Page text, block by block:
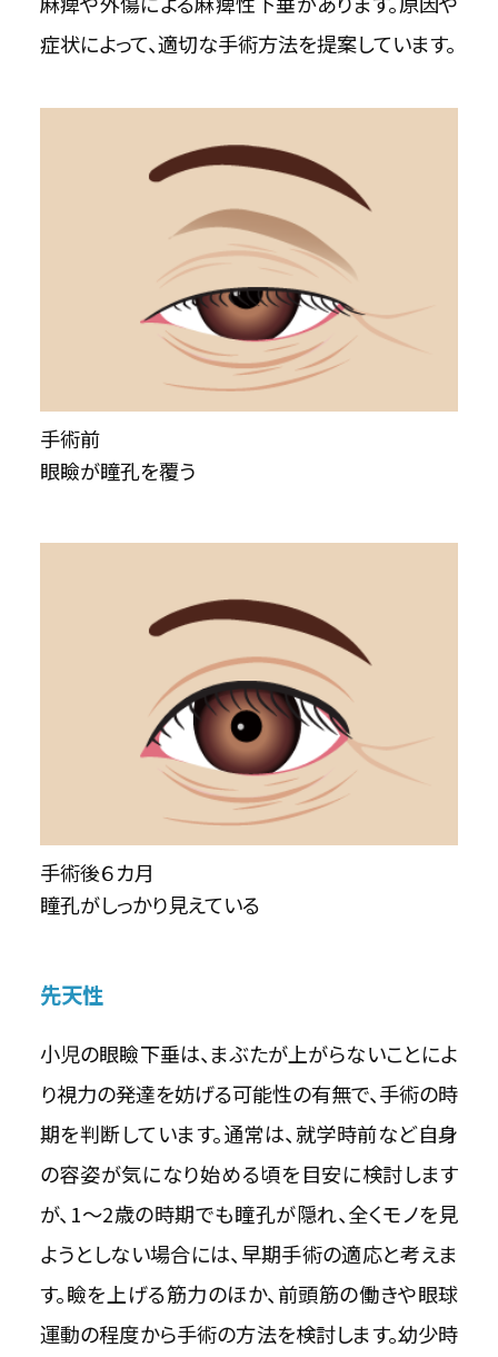
症状によって、適切な手術方法を提案しています。
手術前
眼瞼が瞳孔を覆う
手術後６カ月
瞳孔がしっかり見えている
先天性
小児の眼瞼下垂は、まぶたが上がらないことによ
り視力の発達を妨げる可能性の有無で、手術の時
期を判断しています。通常は、就学時前など自身
の容姿が気になり始める頃を目安に検討します
が、1〜2歳の時期でも瞳孔が隠れ、全くモノを見
ようとしない場合には、早期手術の適応と考えま
す。瞼を上げる筋力のほか、前頭筋の働きや眼球
運動の程度から手術の方法を検討します。幼少時